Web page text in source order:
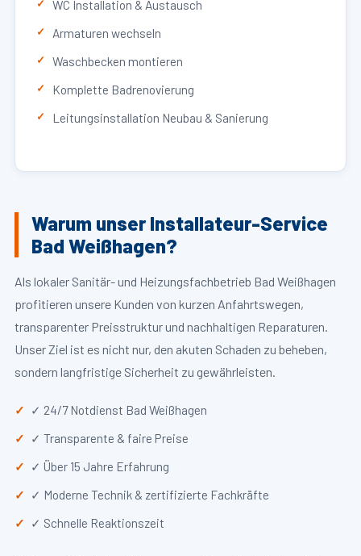
WC Installation & Austausch
Armaturen wechseln
Waschbecken montieren
Komplette Badrenovierung
Leitungsinstallation Neubau & Sanierung
Warum unser Installateur-Service
Bad Weißhagen?
Als lokaler Sanitär- und Heizungsfachbetrieb Bad Weißhagen
profitieren unsere Kunden von kurzen Anfahrtswegen,
transparenter Preisstruktur und nachhaltigen Reparaturen.
Unser Ziel ist es nicht nur, den akuten Schaden zu beheben,
sondern langfristige Sicherheit zu gewährleisten.
✓ 24/7 Notdienst Bad Weißhagen
✓ Transparente & faire Preise
✓ Über 15 Jahre Erfahrung
✓ Moderne Technik & zertifizierte Fachkräfte
✓ Schnelle Reaktionszeit